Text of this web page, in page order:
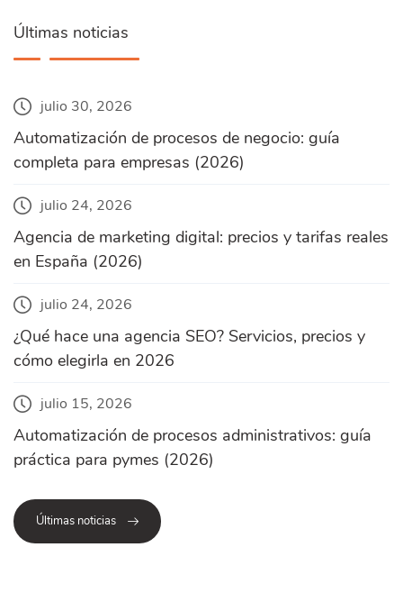
Últimas noticias
julio 30, 2026
Automatización de procesos de negocio: guía
completa para empresas (2026)
julio 24, 2026
Agencia de marketing digital: precios y tarifas reales
en España (2026)
julio 24, 2026
¿Qué hace una agencia SEO? Servicios, precios y
cómo elegirla en 2026
julio 15, 2026
Automatización de procesos administrativos: guía
práctica para pymes (2026)
Últimas noticias